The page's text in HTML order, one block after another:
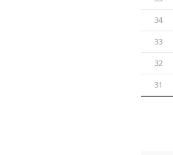
34
33
32
31